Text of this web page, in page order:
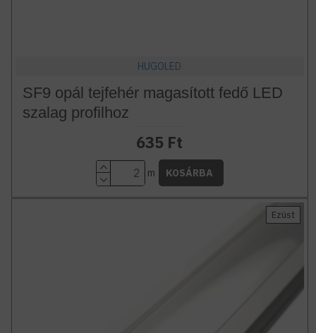
HUGOLED
SF9 opál tejfehér magasított fedő LED
szalag profilhoz
635 Ft
m KOSÁRBA
Ezüst